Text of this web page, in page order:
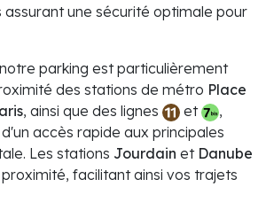
assurant une sécurité optimale pour
parking est particulièrement
des stations de métro Place
, ainsi que des lignes et
,
accès rapide aux principales
Les stations Jourdain et Danube
facilitant ainsi vos trajets